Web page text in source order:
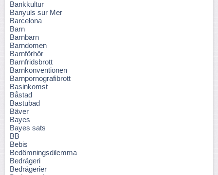
Bankkultur
Banyuls sur Mer
Barcelona
Barn
Barnbarn
Barndomen
Barnförhör
Barnfridsbrott
Barnkonventionen
Barnpornografibrott
Basinkomst
Båstad
Bastubad
Bäver
Bayes
Bayes sats
BB
Bebis
Bedömningsdilemma
Bedrägeri
Bedrägerier